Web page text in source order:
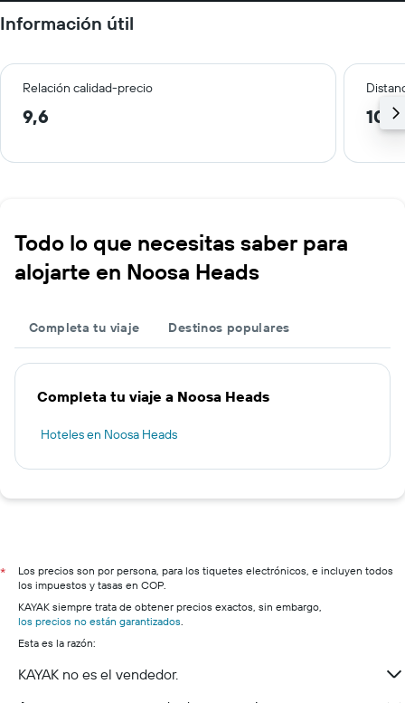
Información útil
Relación calidad-precio
9,6
Todo lo que necesitas saber para
alojarte en Noosa Heads
Completa tu viaje Destinos populares
Completa tu viaje a Noosa Heads
Hoteles en Noosa Heads
*
Los precios son por persona, para los tiquetes electrónicos, e incluyen todos
los impuestos y tasas en COP.
KAYAK siempre trata de obtener precios exactos, sin embargo,
los precios no están garantizados.
Esta es la razón:
KAYAK no es el vendedor.